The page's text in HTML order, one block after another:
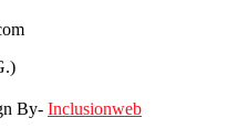
By- Inclusionweb